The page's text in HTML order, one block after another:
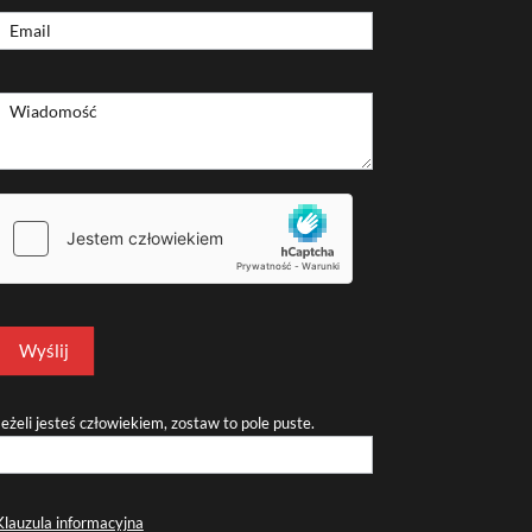
Email
Wiadomość
Wyślij
jesteś człowiekiem, zostaw to pole puste.
informacyjna